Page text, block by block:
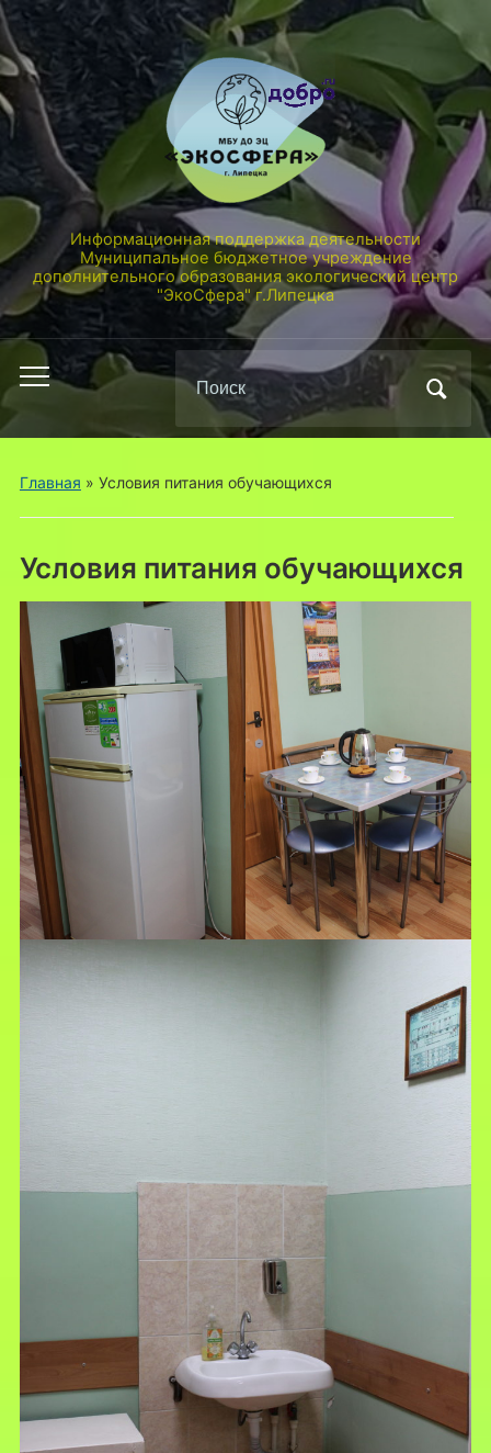
Информационная поддержка деятельности
Муниципальное бюджетное учреждение
дополнительного образования экологический центр
"ЭкоСфера" г.Липецка
Переключить
меню
Поиск
по:
Главная » Условия питания обучающихся
Условия питания обучающихся